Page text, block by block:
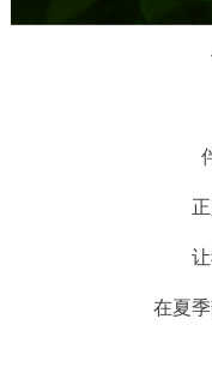
在夏